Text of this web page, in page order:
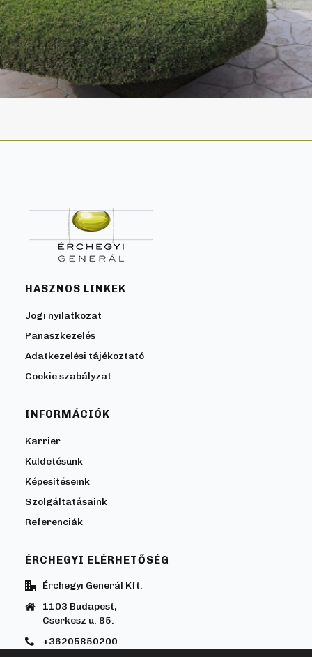
HASZNOS LINKEK
Jogi nyilatkozat
Panaszkezelés
Adatkezelési tájékoztató
Cookie szabályzat
INFORMÁCIÓK
Karrier
Küldetésünk
Képesítéseink
Szolgáltatásaink
Referenciák
ÉRCHEGYI ELÉRHETŐSÉG
Érchegyi Generál Kft.
1103 Budapest,
Cserkesz u. 85.
+36205850200